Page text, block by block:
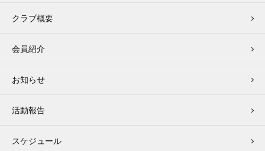
クラブ概要
会員紹介
お知らせ
活動報告
スケジュール